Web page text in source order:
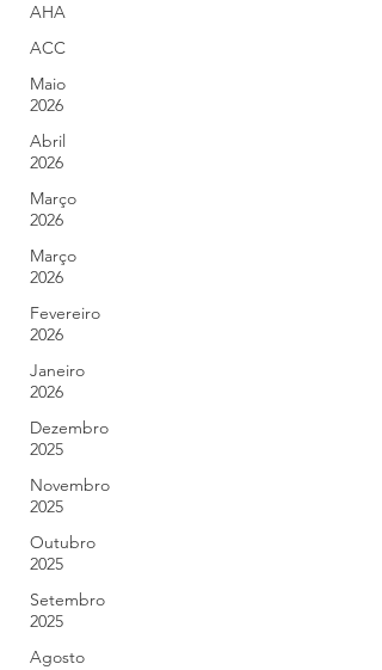
AHA
ACC
Maio
2026
Abril
2026
Março
2026
Março
2026
Fevereiro
2026
Janeiro
2026
Dezembro
2025
Novembro
2025
Outubro
2025
Setembro
2025
Agosto